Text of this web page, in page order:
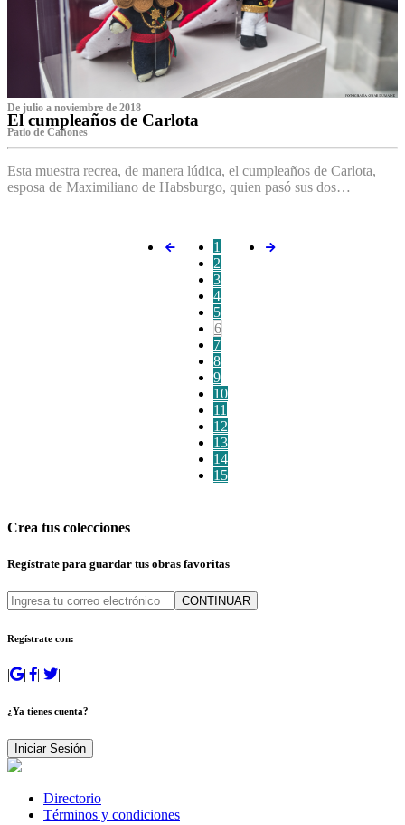
De julio a noviembre de 2018
El cumpleaños de Carlota
Patio de Cañones
Esta muestra recrea, de manera lúdica, el cumpleaños de Carlota,
esposa de Maximiliano de Habsburgo, quien pasó sus dos…
1
2
3
4
5
6
7
8
9
10
11
12
13
14
15
Crea tus colecciones
Regístrate para guardar tus obras favoritas
CONTINUAR
Regístrate con:
| | | |
¿Ya tienes cuenta?
Iniciar Sesión
Directorio
Términos y condiciones